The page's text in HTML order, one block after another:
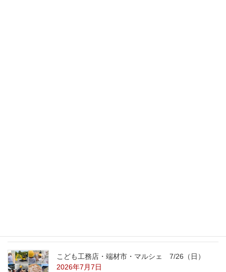
こども工務店・端材市・マルシェ 7/26（日）
2026年7月7日